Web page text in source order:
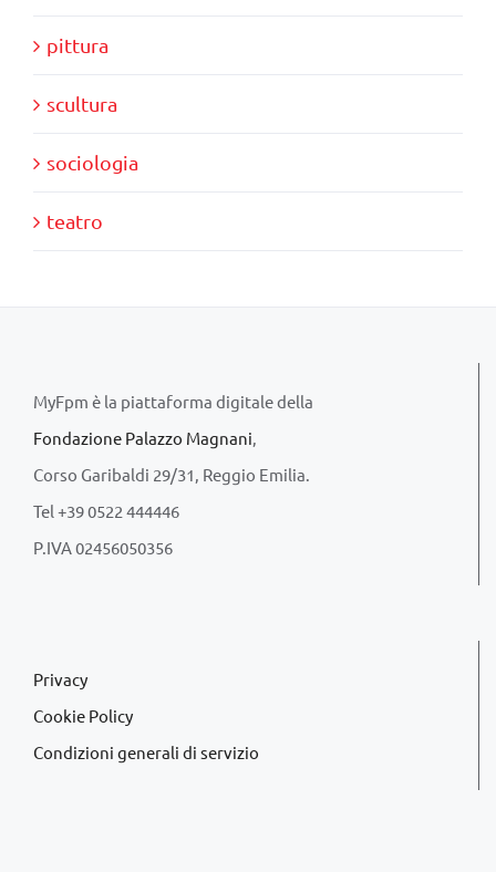
pittura
scultura
sociologia
teatro
MyFpm è la piattaforma digitale della
Fondazione Palazzo Magnani,
Corso Garibaldi 29/31, Reggio Emilia.
Tel +39 0522 444446
P.IVA 02456050356
Privacy
Cookie Policy
Condizioni generali di servizio